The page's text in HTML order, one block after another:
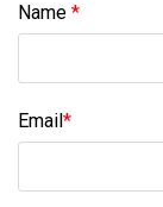
Name *
Email*